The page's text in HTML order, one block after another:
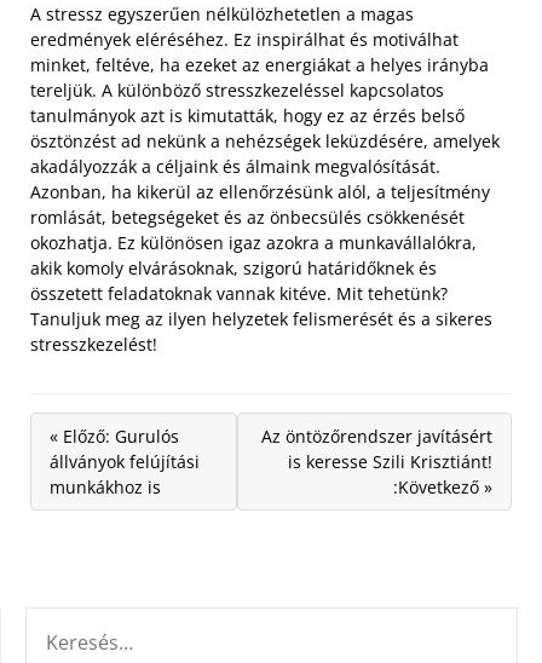
A stressz egyszerűen nélkülözhetetlen a magas
eredmények eléréséhez. Ez inspirálhat és motiválhat
minket, feltéve, ha ezeket az energiákat a helyes irányba
tereljük. A különböző stresszkezeléssel kapcsolatos
tanulmányok azt is kimutatták, hogy ez az érzés belső
ösztönzést ad nekünk a nehézségek leküzdésére, amelyek
akadályozzák a céljaink és álmaink megvalósítását.
Azonban, ha kikerül az ellenőrzésünk alól, a teljesítmény
romlását, betegségeket és az önbecsülés csökkenését
okozhatja. Ez különösen igaz azokra a munkavállalókra,
akik komoly elvárásoknak, szigorú határidőknek és
összetett feladatoknak vannak kitéve. Mit tehetünk?
Tanuljuk meg az ilyen helyzetek felismerését és a sikeres
stresszkezelést!
« Előző: Gurulós
állványok felújítási
munkákhoz is
Az öntözőrendszer javításért
is keresse Szili Krisztiánt!
:Következő »